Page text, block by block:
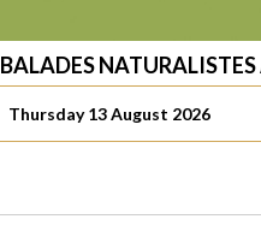
BALADES NATURALISTES
Thursday 13 August 2026